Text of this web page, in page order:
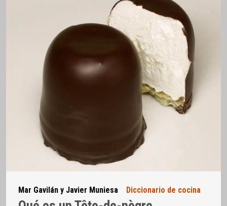
Mar Gavilán y Javier Muniesa Diccionario de cocina